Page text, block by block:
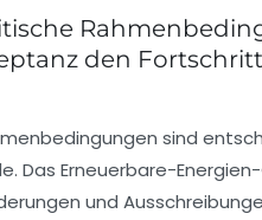
den
sind
Das Erneuerbare-
und